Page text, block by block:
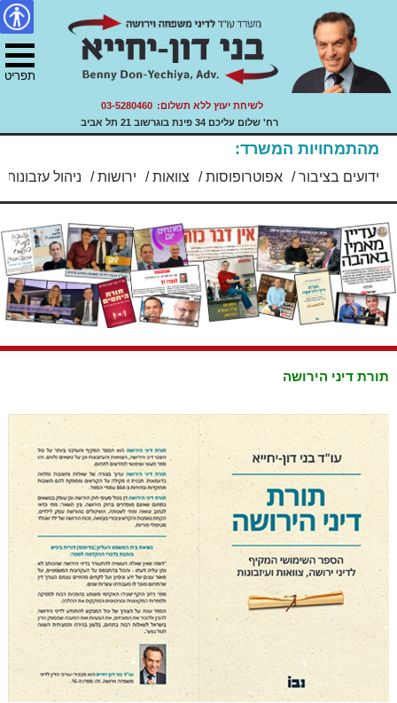
עו"ד בני דון יחייא
דיני משפחה, ירושה ועזבונות.
נגישות
content
לשיחת יעוץ ללא תשלום: 03-5280460
רח' שלום עליכם 34 פינת בוגרשוב 21 תל אביב
מהתמחויות המשרד:
צוואות / ירושות / ניהול עזבונות חלוקת רכוש/ משמורת וזמני
תורת דיני הירושה
תפריט